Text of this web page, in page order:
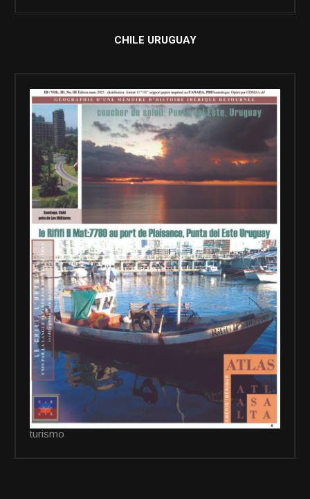
CHILE URUGUAY
turismo